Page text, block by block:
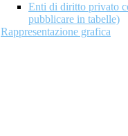
Enti di diritto privato
pubblicare in tabelle)
Rappresentazione grafica